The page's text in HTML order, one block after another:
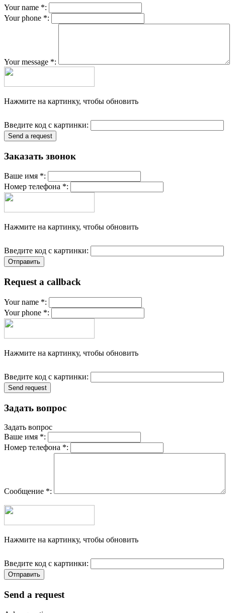
Your name *:
Your phone *:
Your message *:
Нажмите на картинку, чтобы обновить
Введите код с картинки:
Заказать звонок
Ваше имя *:
Номер телефона *:
Нажмите на картинку, чтобы обновить
Введите код с картинки:
Request a callback
Your name *:
Your phone *:
Нажмите на картинку, чтобы обновить
Введите код с картинки:
Задать вопрос
Задать вопрос
Ваше имя *:
Номер телефона *:
Сообщение *:
Нажмите на картинку, чтобы обновить
Введите код с картинки:
Send a request